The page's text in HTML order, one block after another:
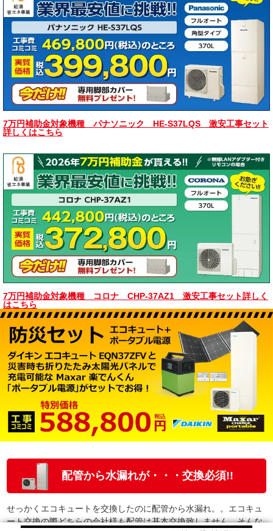
7万円補助金対象機種 パナソニック HE-S37LQS 激安工事セット
詳しくはこちら
7万円補助金対象機種 コロナ CHP-37AZ1 激安工事セット詳しく
はこちら
配管から水漏れが・・・交換必須!!
せっかくエコキュートを交換したのに配管から水漏れ。。エコキュ
ート交換の際どちらの会社様も配管は基本交換致しません。そんな